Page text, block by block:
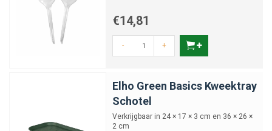
€14,81
- +
Elho Green Basics Kweektray
Schotel
Verkrijgbaar in 24 × 17 × 3 cm en 36 × 26 ×
2 cm